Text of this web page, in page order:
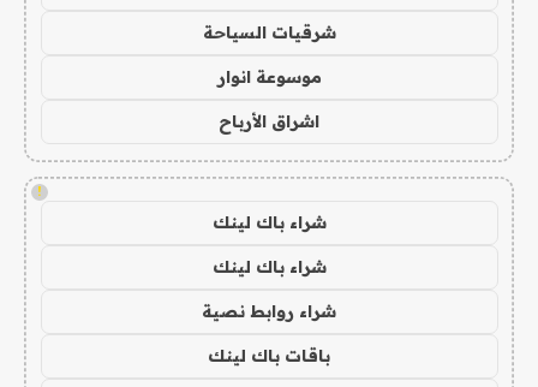
شرقيات السياحة
موسوعة انوار
اشراق الأرباح
!
شراء باك لينك
شراء باك لينك
شراء روابط نصية
باقات باك لينك